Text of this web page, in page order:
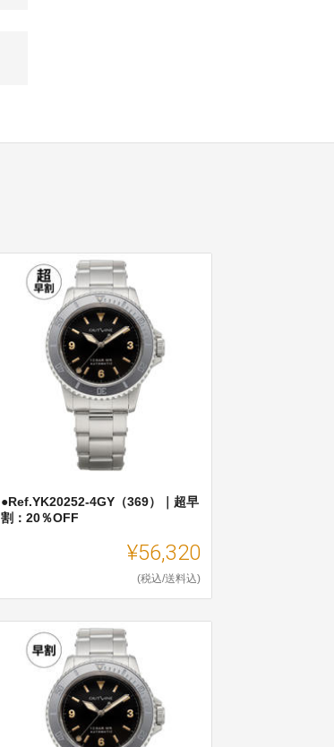
●Ref.YK20252-4GY（369）｜超早
割：20％OFF
¥56,320
(税込/送料込)